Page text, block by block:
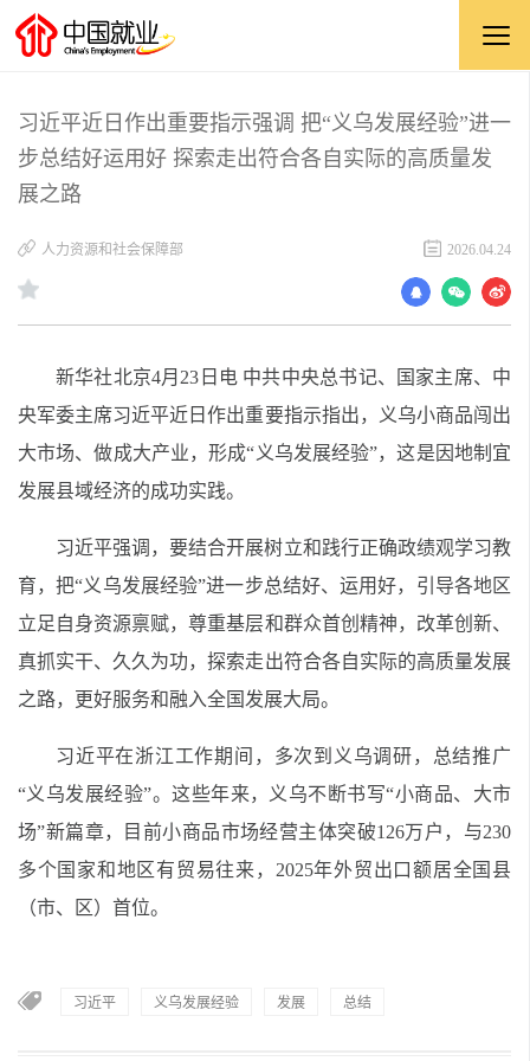
习近平近日作出重要指示强调 把“义乌发展经验”进一
步总结好运用好 探索走出符合各自实际的高质量发
展之路
人力资源和社会保障部 2026.04.24
新华社北京4月23日电 中共中央总书记、国家主席、中
央军委主席习近平近日作出重要指示指出，义乌小商品闯出
大市场、做成大产业，形成“义乌发展经验”，这是因地制宜
发展县域经济的成功实践。
习近平强调，要结合开展树立和践行正确政绩观学习教
育，把“义乌发展经验”进一步总结好、运用好，引导各地区
立足自身资源禀赋，尊重基层和群众首创精神，改革创新、
真抓实干、久久为功，探索走出符合各自实际的高质量发展
之路，更好服务和融入全国发展大局。
习近平在浙江工作期间，多次到义乌调研，总结推广
“义乌发展经验”。这些年来，义乌不断书写“小商品、大市
场”新篇章，目前小商品市场经营主体突破126万户，与230
多个国家和地区有贸易往来，2025年外贸出口额居全国县
（市、区）首位。
习近平 义乌发展经验 发展 总结